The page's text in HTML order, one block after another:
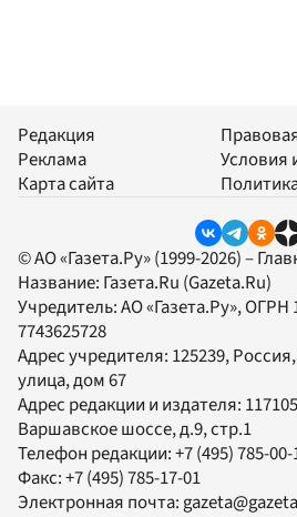
Редакция
Реклама
Карта сайта
Условия
© АО «Газета.Ру» (1999-2026) –
Название: Газета.Ru (Gazeta.Ru)
Учредитель:АО «Газета.Ру», ОГРН
7743625728
Адрес учредителя: 125239,
улица, дом 67
Адрес редакции и издателя: 117105
Варшавское шоссе, д.9, стр.1
Телефон редакции:+7 (495) 785-
Факс:+7 (495) 785-17-01
Электронная почта: